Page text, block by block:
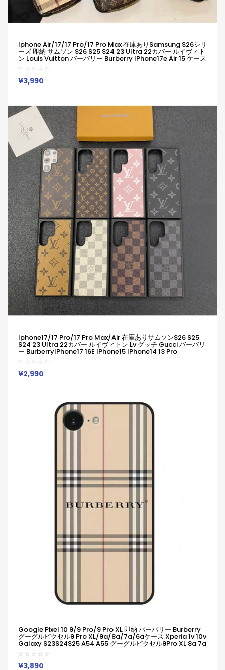
Iphone Air/17/17 Pro/17 Pro Max 在庫ありsamsung S26シリ
ーズ 即納 サムソン S26 S25 S24 23 Ultra 22カバー ルイヴィト
ン Louis Vuitton バーバリー Burberry IPhone17e Air 15 ケース
女子 かわいい おしゃれ ルイヴィトン バーバリー Burberry アイ
フォン17 15 14 Plus 13 12 Pro Max 11 Pro XR XS スマホケース
¥3,990
Iphone17/17 Pro/17 Pro Max/air 在庫ありサムソンs26 S25
S24 23 Ultra 22カバー ルイヴィトン Lv グッチ Gucci バーバリ
ー BurberryIPhone17 16E IPhone15 IPhone14 13 Pro
IPhone15 11 Pro 8 SE ケース ルイヴィトン Lv グッチ Gucci バー
バリー Burberry ギャラクシー S24 S23 Ultra Plus S22 S21ケー
ス 女子
¥2,990
Google Pixel 10 9/9 Pro/9 Pro XL 即納 バーバリー Burberry
グーグルピクセル9 Pro XL/9a/8a/7a/6aケース Xperia 1v 10v
Galaxy S23S24S25 A54 A55 グーグルピクセル9Pro XL 8a 7a
Iphone 14 15 16 Pro Maxケース
Iphone/Galaxy/Google/Xperia/Pixelなど全機種対応
¥3,890